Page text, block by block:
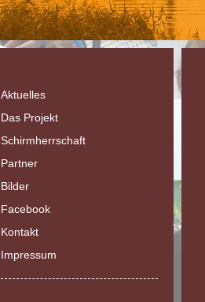
Aktuelles
Das Projekt
Schirmherrschaft
Partner
Bilder
Facebook
Kontakt
Impressum